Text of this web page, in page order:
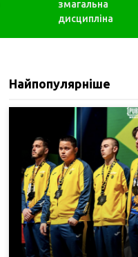
змагальна
дисципліна
Найпопулярніше